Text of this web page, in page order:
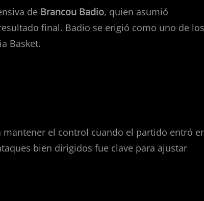
de Brancou Badio, quien asumió
final. Badio se erigió como uno de los
Basket.
el control cuando el partido entró
bien dirigidos fue clave para ajustar